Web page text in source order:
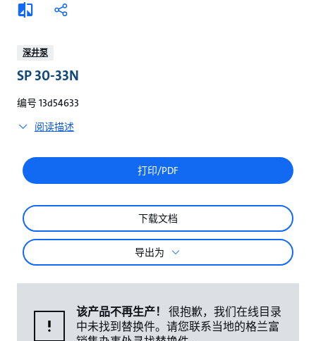
添
加
较
分
深井泵
SP 30-33N
编号 13d54633
阅读描述
打印/PDF
下载文档
导出为
该产品不再生产！
很抱歉，我们在线目录
中未找到替换件。请您联系当地的格兰富